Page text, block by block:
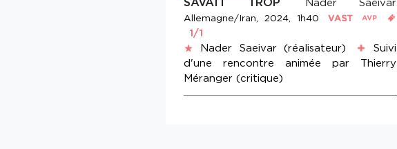
Nader Saeivar
Allemagne/Iran, 2024, 1h40
1/1
Nader Saeivar (réalisateur)
Suivi
d'une rencontre animée par Thierry
Méranger (critique)